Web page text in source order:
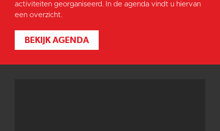
activiteiten georganiseerd. In de agenda vindt u hiervan
een overzicht.
BEKIJK AGENDA